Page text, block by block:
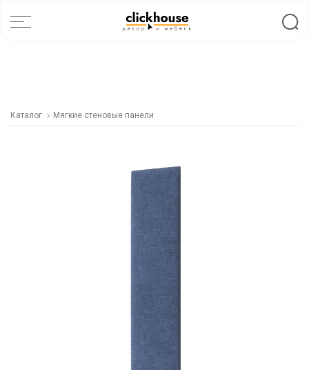
Каталог Мягкие стеновые панели